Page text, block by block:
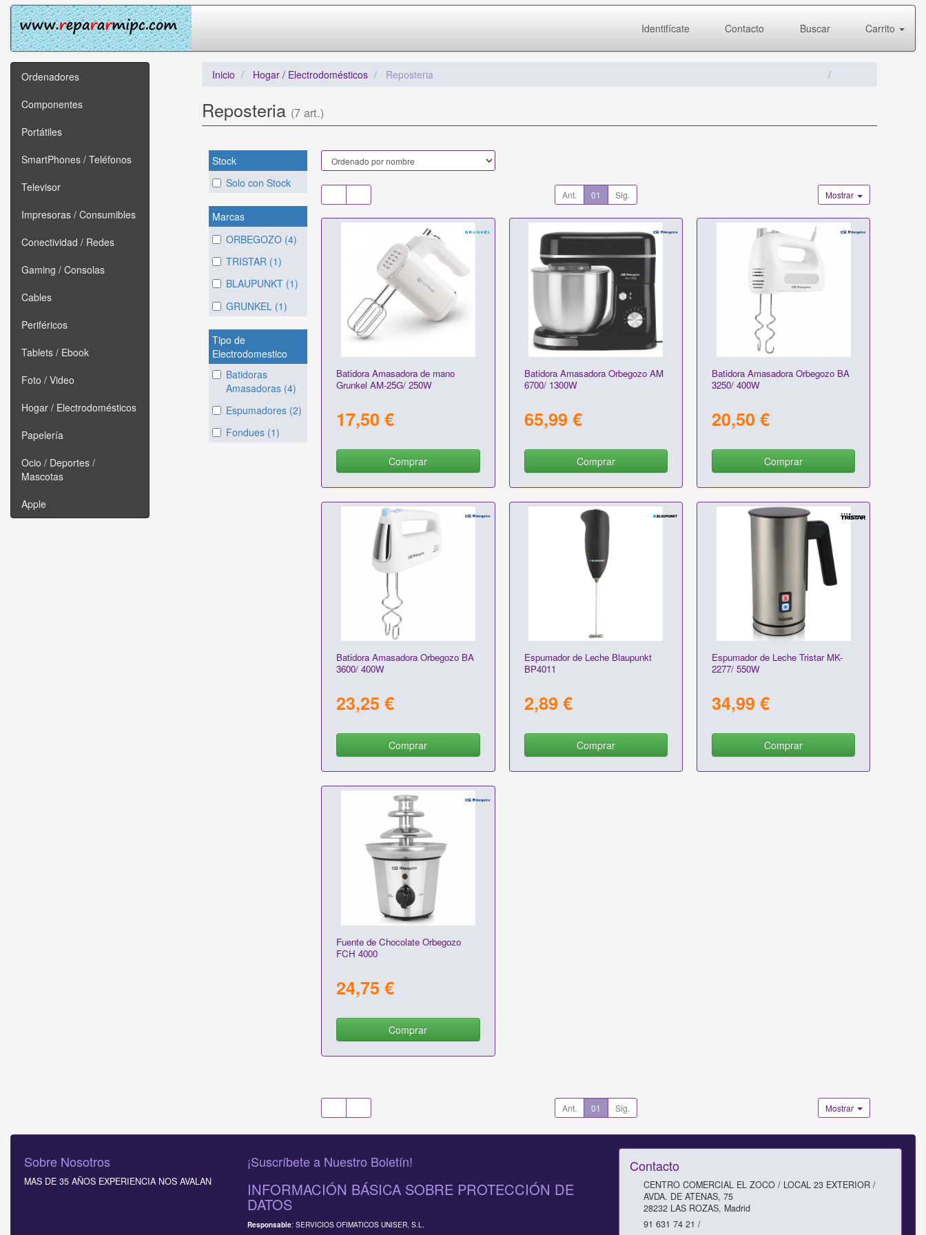
Identifícate Contacto Buscar Carrito
Ordenadores
Componentes
Portátiles
SmartPhones / Teléfonos
Televisor
Impresoras / Consumibles
Conectividad / Redes
Gaming / Consolas
Cables
Periféricos
Tablets / Ebook
Foto / Video
Hogar / Electrodomésticos
Papelería
Ocio / Deportes /
Mascotas
Apple
Inicio Hogar / Electrodomésticos Reposteria
Reposteria (7 art.)
Stock
Solo con Stock
Marcas
ORBEGOZO (4)
TRISTAR (1)
BLAUPUNKT (1)
GRUNKEL (1)
Tipo de
Electrodomestico
Batidoras
Amasadoras (4)
Espumadores (2)
Fondues (1)
Ant. 01 Sig. Mostrar
Batidora Amasadora de mano
Grunkel AM-25G/ 250W
17,50 €
Comprar
Batidora Amasadora Orbegozo AM
6700/ 1300W
65,99 €
Comprar
Batidora Amasadora Orbegozo BA
3250/ 400W
20,50 €
Comprar
Batidora Amasadora Orbegozo BA
3600/ 400W
23,25 €
Comprar
Espumador de Leche Blaupunkt
BP4011
2,89 €
Comprar
Espumador de Leche Tristar MK-
2277/ 550W
34,99 €
Comprar
Fuente de Chocolate Orbegozo
FCH 4000
24,75 €
Comprar
Ant. 01 Sig. Mostrar
Sobre Nosotros
MAS DE 35 AÑOS EXPERIENCIA NOS AVALAN
¡Suscríbete a Nuestro Boletín!
INFORMACIÓN BÁSICA SOBRE PROTECCIÓN DE
DATOS
Responsable: SERVICIOS OFIMATICOS UNISER, S.L.
Contacto
CENTRO COMERCIAL EL ZOCO / LOCAL 23 EXTERIOR /
AVDA. DE ATENAS, 75
28232 LAS ROZAS, Madrid
91 631 74 21 /